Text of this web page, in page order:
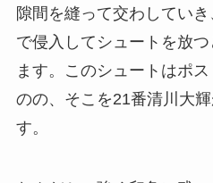
隙間を縫って交わしてい
で侵入してシュートを放
ます。このシュートはポ
のの、そこを21番清川大
す。